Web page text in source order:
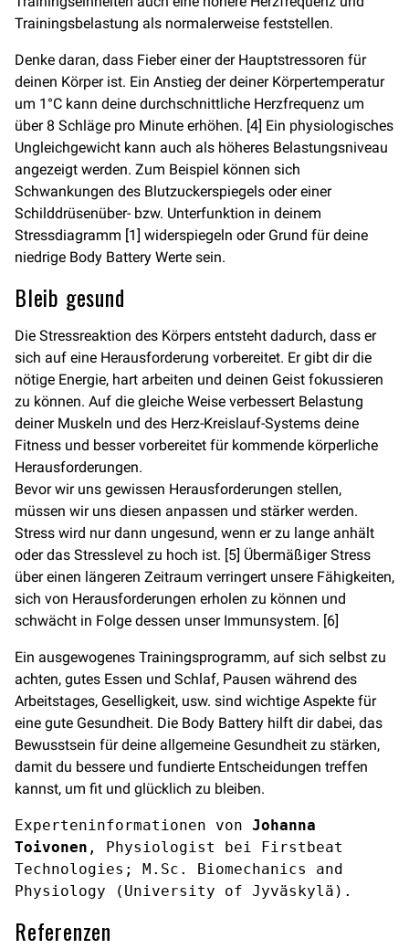
Trainingsbelastung als normalerweise feststellen.
Denke daran, dass Fieber einer der Hauptstressoren für
deinen Körper ist. Ein Anstieg der deiner Körpertemperatur
um 1°C kann deine durchschnittliche Herzfrequenz um
über 8 Schläge pro Minute erhöhen. [4] Ein physiologisches
Ungleichgewicht kann auch als höheres Belastungsniveau
angezeigt werden. Zum Beispiel können sich
Schwankungen des Blutzuckerspiegels oder einer
Schilddrüsenüber- bzw. Unterfunktion in deinem
Stressdiagramm [1] widerspiegeln oder Grund für deine
niedrige Body Battery Werte sein.
Bleib gesund
Die Stressreaktion des Körpers entsteht dadurch, dass er
sich auf eine Herausforderung vorbereitet. Er gibt dir die
nötige Energie, hart arbeiten und deinen Geist fokussieren
zu können. Auf die gleiche Weise verbessert Belastung
deiner Muskeln und des Herz-Kreislauf-Systems deine
Fitness und besser vorbereitet für kommende körperliche
Herausforderungen.
Bevor wir uns gewissen Herausforderungen stellen,
müssen wir uns diesen anpassen und stärker werden.
Stress wird nur dann ungesund, wenn er zu lange anhält
oder das Stresslevel zu hoch ist. [5] Übermäßiger Stress
über einen längeren Zeitraum verringert unsere Fähigkeiten,
sich von Herausforderungen erholen zu können und
schwächt in Folge dessen unser Immunsystem. [6]
Ein ausgewogenes Trainingsprogramm, auf sich selbst zu
achten, gutes Essen und Schlaf, Pausen während des
Arbeitstages, Geselligkeit, usw. sind wichtige Aspekte für
eine gute Gesundheit. Die Body Battery hilft dir dabei, das
Bewusstsein für deine allgemeine Gesundheit zu stärken,
damit du bessere und fundierte Entscheidungen treffen
kannst, um fit und glücklich zu bleiben.
Experteninformationen von Johanna
Toivonen , Physiologist bei Firstbeat
Technologies; M.Sc. Biomechanics and
Physiology (University of Jyväskylä).
Referenzen